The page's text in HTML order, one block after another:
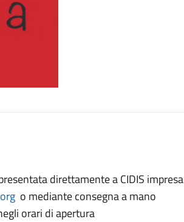
direttamente a CIDIS impresa
o mediante consegna a mano
orari di apertura